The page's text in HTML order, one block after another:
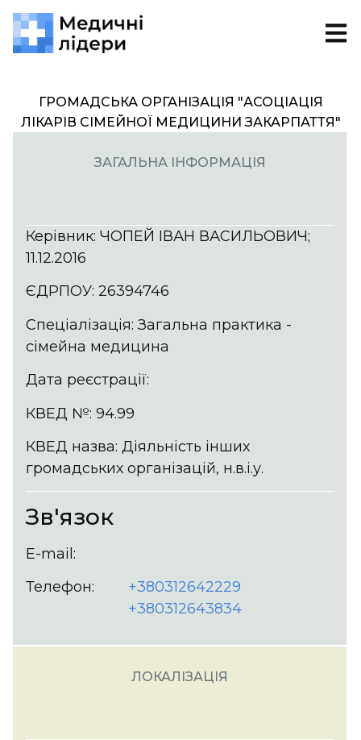
ГРОМАДСЬКА ОРГАНІЗАЦІЯ "АСОЦІАЦІЯ
ЛІКАРІВ СІМЕЙНОЇ МЕДИЦИНИ ЗАКАРПАТТЯ"
ЗАГАЛЬНА ІНФОРМАЦІЯ
Керівник: ЧОПЕЙ ІВАН ВАСИЛЬОВИЧ;
11.12.2016
ЄДРПОУ: 26394746
Спеціалізація: Загальна практика -
сімейна медицина
Дата реєстрації:
КВЕД №: 94.99
КВЕД назва: Діяльність інших
громадських організацій, н.в.і.у.
Зв'язок
E-mail:
Телефон:
+380312642229
+380312643834
ЛОКАЛІЗАЦІЯ